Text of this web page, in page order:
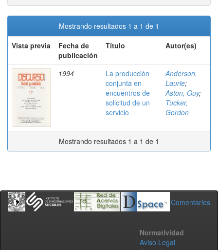
Mostrando resultados 1 a 1 de 1
Vista previa
Fecha de
publicación
Título Autor(es)
1994
La producción
conjunta en
encuentros de
solicitud de un
servicio
Anderson,
Laurie;
Aston, Guy;
Tucker,
Gordon
Mostrando resultados 1 a 1 de 1
Comentarios
Normatividad
Aviso Legal